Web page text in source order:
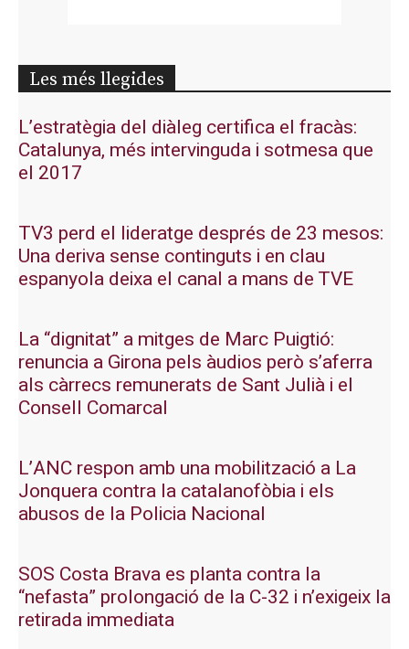
Les més llegides
L’estratègia del diàleg certifica el fracàs:
Catalunya, més intervinguda i sotmesa que
el 2017
TV3 perd el lideratge després de 23 mesos:
Una deriva sense continguts i en clau
espanyola deixa el canal a mans de TVE
La “dignitat” a mitges de Marc Puigtió:
renuncia a Girona pels àudios però s’aferra
als càrrecs remunerats de Sant Julià i el
Consell Comarcal
L’ANC respon amb una mobilització a La
Jonquera contra la catalanofòbia i els
abusos de la Policia Nacional
SOS Costa Brava es planta contra la
“nefasta” prolongació de la C-32 i n’exigeix la
retirada immediata